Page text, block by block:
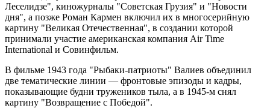
Леселидзе", киножурналы "Советская Грузия" и "Новости
дня", а позже Роман Кармен включил их в многосерийную
картину "Великая Отечественная", в создании которой
принимали участие американская компания Air Time
International и Совинфильм.
В фильме 1943 года "Рыбаки-патриоты" Валиев объединил
две тематические линии — фронтовые эпизоды и кадры,
показывающие будни тружеников тыла, а в 1945-м снял
картину "Возвращение с Победой".